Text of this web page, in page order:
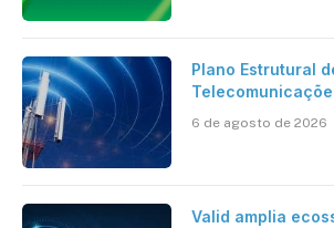
Plano Estrutural
mantém desafio
6 de agosto de 2026
Valid amplia